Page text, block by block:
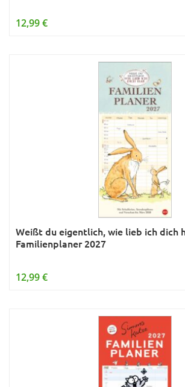
12,99 €
Weißt du eigentlich, wie lieb ich dich
Familienplaner 2027
12,99 €